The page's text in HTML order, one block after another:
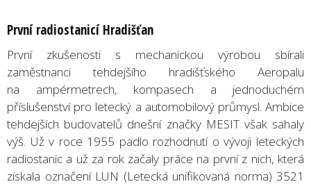
První radiostanicí Hradišťan
První zkušenosti s mechanickou výrobou sbírali
zaměstnanci tehdejšího hradišťského Aeropalu
na ampérmetrech, kompasech a jednoduchém
příslušenství pro letecký a automobilový průmysl. Ambice
tehdejších budovatelů dnešní značky MESIT však sahaly
výš. Už v roce 1955 padlo rozhodnutí o vývoji leteckých
radiostanic a už za rok začaly práce na první z nich, která
získala označení LUN (Letecká unifikovaná norma) 3521